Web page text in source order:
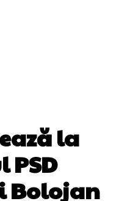
la
PSD
Bolojan